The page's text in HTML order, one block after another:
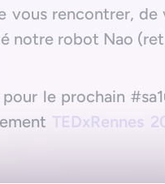
vous rencontrer,
notre robot Nao
pour le prochain
TEDxRennes